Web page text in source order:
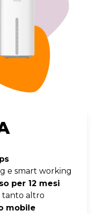
e smart working
per 12 mesi
tanto altro
mobile